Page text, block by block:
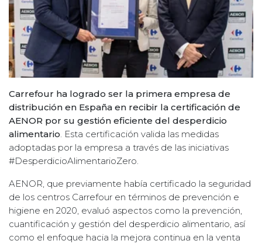
Carrefour ha logrado ser la primera empresa de
distribución en España en recibir la certificación de
AENOR por su gestión eficiente del desperdicio
alimentario . Esta certificación valida las medidas
adoptadas por la empresa a través de las iniciativas
#DesperdicioAlimentarioZero.
AENOR, que previamente había certificado la seguridad
de los centros Carrefour en términos de prevención e
higiene en 2020, evaluó aspectos como la prevención,
cuantificación y gestión del desperdicio alimentario, así
como el enfoque hacia la mejora continua en la venta